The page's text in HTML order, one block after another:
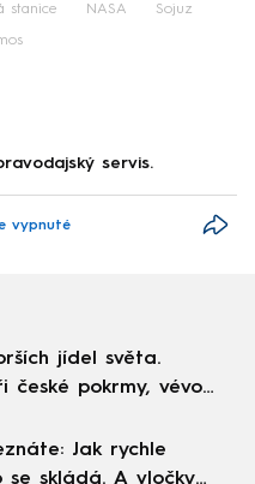
stanice NASA Sojuz
servis.
vypnuté
jídel světa.
české pokrmy, vévodí
Jak rychle
skládá. A vločky